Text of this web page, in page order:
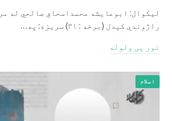
لیکوال: ابوعایشه محمداسحاق صالحي له
راژوندي کېدل (برخه : ۳۱) سریزه: په…
نور یی ولوله
اسلام